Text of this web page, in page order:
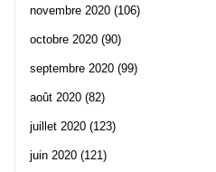
novembre 2020 (106)
octobre 2020 (90)
septembre 2020 (99)
août 2020 (82)
juillet 2020 (123)
juin 2020 (121)